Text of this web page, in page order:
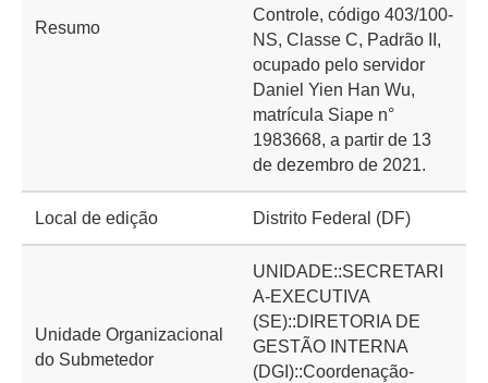
Resumo
Controle, código 403/100-
NS, Classe C, Padrão II,
ocupado pelo servidor
Daniel Yien Han Wu,
matrícula Siape n°
1983668, a partir de 13
de dezembro de 2021.
Local de edição Distrito Federal (DF)
Unidade Organizacional
do Submetedor
UNIDADE::SECRETARI
A-EXECUTIVA
(SE)::DIRETORIA DE
GESTÃO INTERNA
(DGI)::Coordenação-